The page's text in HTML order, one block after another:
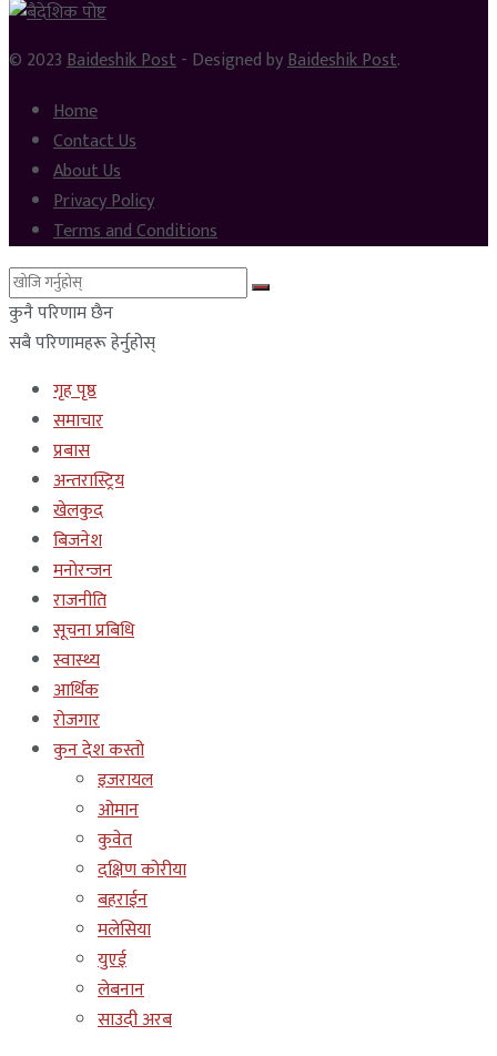
© 2023Baideshik Post- Designed byBaideshik Post.
Home
Contact Us
About Us
Privacy Policy
Terms and Conditions
कुनै परिणाम छैन
सबै परिणामहरू हेर्नुहोस्
गृह पृष्ठ
समाचार
प्रबास
अन्तरास्ट्रिय
खेलकुद
बिजनेश
मनोरन्जन
राजनीति
सूचना प्रबिधि
स्वास्थ्य
आर्थिक
रोजगार
कुन देश कस्तो
इजरायल
ओमान
कुवेत
दक्षिण कोरीया
बहराईन
मलेसिया
युएई
लेबनान
साउदी अरब